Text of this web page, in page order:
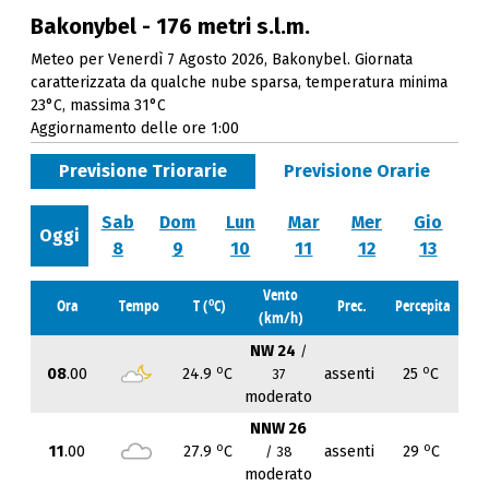
Bakonybel - 176 metri s.l.m.
Meteo per Venerdì 7 Agosto 2026, Bakonybel. Giornata
caratterizzata da qualche nube sparsa, temperatura minima
23°C, massima 31°C
Aggiornamento delle ore 1:00
Previsione Triorarie Previsione Orarie
Oggi
Sab
8
Dom
9
Lun
10
Mar
11
Mer
12
Gio
13
Ora Tempo T (oC)
Vento
(km/h)
Prec. Percepita
08.00 24.9 oC
NW 24 /
37
moderato
assenti 25 oC
11.00 27.9 oC
NNW 26
/ 38
moderato
assenti 29 oC